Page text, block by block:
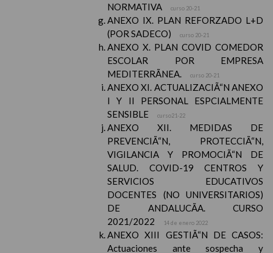
NORMATIVA
curso 20-21
ANEXO IX. PLAN REFORZADO L+D
(POR SADECO)
curso 20-21
ANEXO X. PLAN COVID COMEDOR
ESCOLAR POR EMPRESA
MEDITERRÃNEA.
curso 20-21
ANEXO XI. ACTUALIZACIÃ“N ANEXO
I Y II PERSONAL ESPCIALMENTE
SENSIBLE
curso21-22
ANEXO XII. MEDIDAS DE
PREVENCIÃ“N, PROTECCIÃ“N,
VIGILANCIA Y PROMOCIÃ“N DE
SALUD. COVID-19 CENTROS Y
SERVICIOS EDUCATIVOS
DOCENTES (NO UNIVERSITARIOS)
DE ANDALUCÃA. CURSO
2021/2022
14 de enero 2022
ANEXO XIII GESTIÃ“N DE CASOS:
Actuaciones ante sospecha y